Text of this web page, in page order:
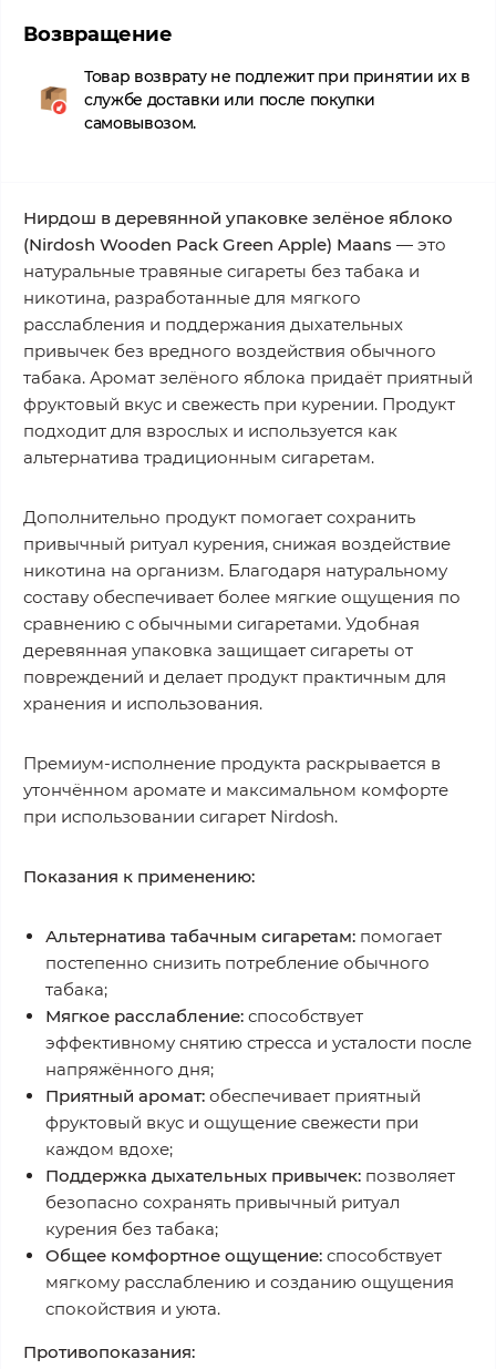
Возвращение
Товар возврату не подлежит при принятии их в
службе доставки или после покупки
самовывозом.
Нирдош в деревянной упаковке зелёное яблоко
(Nirdosh Wooden Pack Green Apple) Maans — это
натуральные травяные сигареты без табака и
никотина, разработанные для мягкого
расслабления и поддержания дыхательных
привычек без вредного воздействия обычного
табака. Аромат зелёного яблока придаёт приятный
фруктовый вкус и свежесть при курении. Продукт
подходит для взрослых и используется как
альтернатива традиционным сигаретам.
Дополнительно продукт помогает сохранить
привычный ритуал курения, снижая воздействие
никотина на организм. Благодаря натуральному
составу обеспечивает более мягкие ощущения по
сравнению с обычными сигаретами. Удобная
деревянная упаковка защищает сигареты от
повреждений и делает продукт практичным для
хранения и использования.
Премиум-исполнение продукта раскрывается в
утончённом аромате и максимальном комфорте
при использовании сигарет Nirdosh.
Показания к применению:
Альтернатива табачным сигаретам: помогает
постепенно снизить потребление обычного
табака;
Мягкое расслабление: способствует
эффективному снятию стресса и усталости после
напряжённого дня;
Приятный аромат: обеспечивает приятный
фруктовый вкус и ощущение свежести при
каждом вдохе;
Поддержка дыхательных привычек: позволяет
безопасно сохранять привычный ритуал
курения без табака;
Общее комфортное ощущение: способствует
мягкому расслаблению и созданию ощущения
спокойствия и уюта.
Противопоказания: